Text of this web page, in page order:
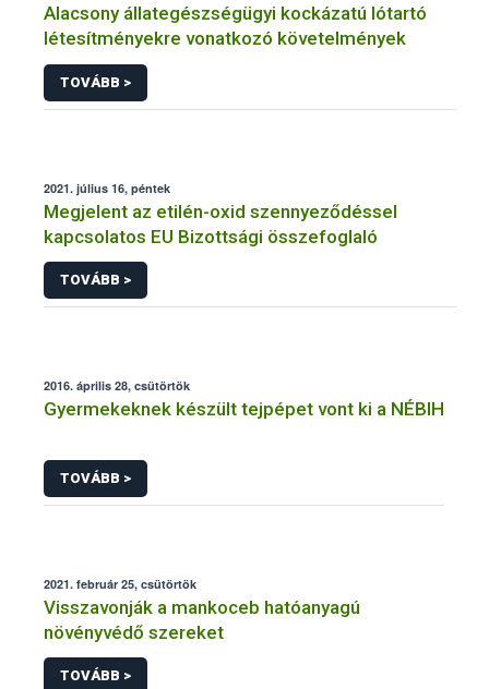
Alacsony állategészségügyi kockázatú lótartó
létesítményekre vonatkozó követelmények
TOVÁBB >
2021. július 16, péntek
Megjelent az etilén-oxid szennyeződéssel
kapcsolatos EU Bizottsági összefoglaló
TOVÁBB >
2016. április 28, csütörtök
Gyermekeknek készült tejpépet vont ki a NÉBIH
TOVÁBB >
2021. február 25, csütörtök
Visszavonják a mankoceb hatóanyagú
növényvédő szereket
TOVÁBB >